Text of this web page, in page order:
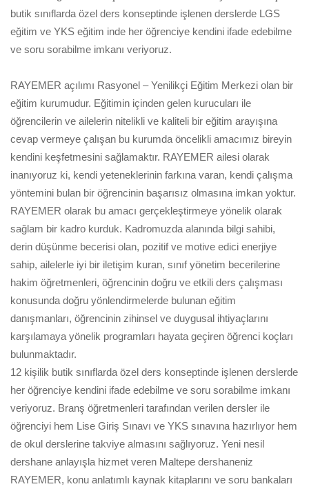
butik sınıflarda özel ders konseptinde işlenen derslerde LGS
eğitim ve YKS eğitim inde her öğrenciye kendini ifade edebilme
ve soru sorabilme imkanı veriyoruz.
RAYEMER açılımı Rasyonel – Yenilikçi Eğitim Merkezi olan bir
eğitim kurumudur. Eğitimin içinden gelen kurucuları ile
öğrencilerin ve ailelerin nitelikli ve kaliteli bir eğitim arayışına
cevap vermeye çalışan bu kurumda öncelikli amacımız bireyin
kendini keşfetmesini sağlamaktır. RAYEMER ailesi olarak
inanıyoruz ki, kendi yeteneklerinin farkına varan, kendi çalışma
yöntemini bulan bir öğrencinin başarısız olmasına imkan yoktur.
RAYEMER olarak bu amacı gerçekleştirmeye yönelik olarak
sağlam bir kadro kurduk. Kadromuzda alanında bilgi sahibi,
derin düşünme becerisi olan, pozitif ve motive edici enerjiye
sahip, ailelerle iyi bir iletişim kuran, sınıf yönetim becerilerine
hakim öğretmenleri, öğrencinin doğru ve etkili ders çalışması
konusunda doğru yönlendirmelerde bulunan eğitim
danışmanları, öğrencinin zihinsel ve duygusal ihtiyaçlarını
karşılamaya yönelik programları hayata geçiren öğrenci koçları
bulunmaktadır.
12 kişilik butik sınıflarda özel ders konseptinde işlenen derslerde
her öğrenciye kendini ifade edebilme ve soru sorabilme imkanı
veriyoruz. Branş öğretmenleri tarafından verilen dersler ile
öğrenciyi hem Lise Giriş Sınavı ve YKS sınavına hazırlıyor hem
de okul derslerine takviye almasını sağlıyoruz. Yeni nesil
dershane anlayışla hizmet veren Maltepe dershaneniz
RAYEMER, konu anlatımlı kaynak kitaplarını ve soru bankaları